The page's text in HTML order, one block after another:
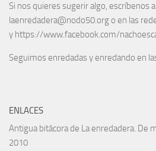
Si nos quieres sugerir algo, escríbenos a
laenredadera@nodo50.org o en las
y https://www.facebook.com/
Seguimos enredadas y enredando en
ENLACES
Antigua bitácora de La enredadera. De
2010